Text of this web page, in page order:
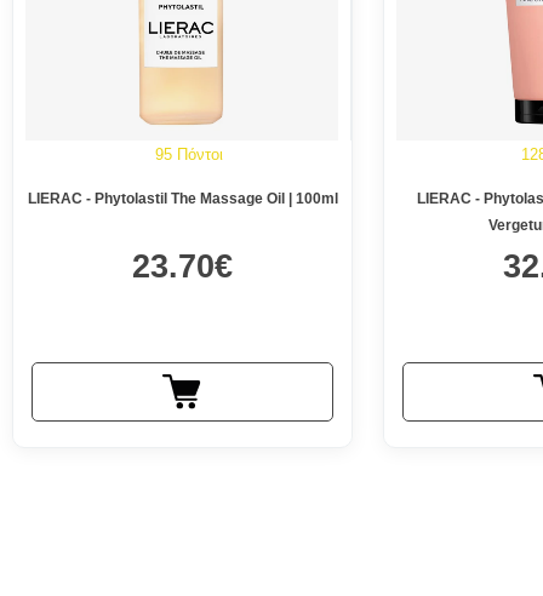
95 Πόντοι
LIERAC - Phytolastil The Massage Oil | 100ml
23.70€
LIERAC -